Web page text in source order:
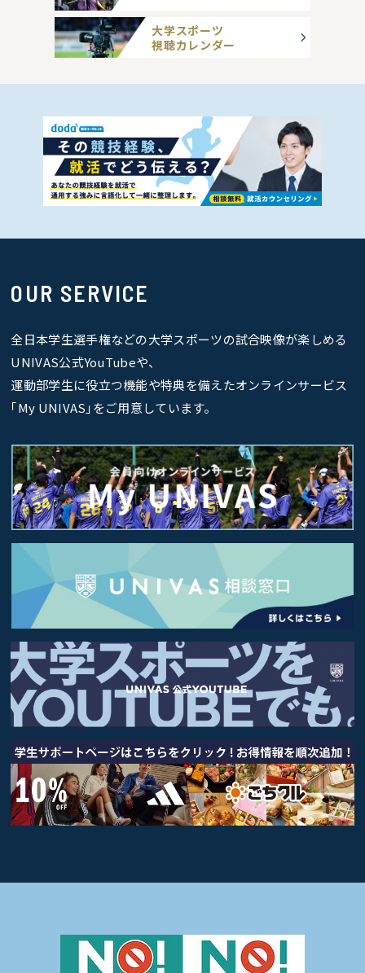
大学スポーツ
視聴カレンダー
OUR SERVICE
全日本学生選手権などの大学スポーツの試合映像が楽しめる
UNIVAS公式YouTubeや、
運動部学生に役立つ機能や特典を備えたオンラインサービス
｢My UNIVAS｣をご用意しています。